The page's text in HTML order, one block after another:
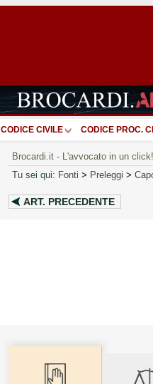
CODICE CIVILE CODICE PROC.
Brocardi.it - L'avvocato in un click!
Tu sei qui: Fonti > Preleggi >
ART. PRECEDENTE